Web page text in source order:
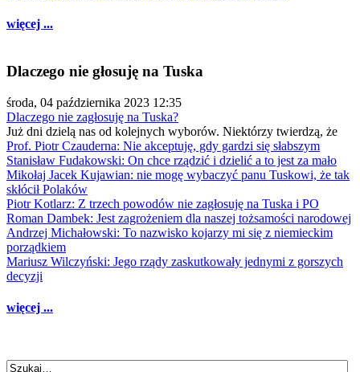
więcej ...
Dlaczego nie głosuję na Tuska
środa, 04 października 2023 12:35
Dlaczego nie zagłosuję na Tuska?
Już dni dzielą nas od kolejnych wyborów. Niektórzy twierdzą, że
Prof. Piotr Czauderna: Nie akceptuję, gdy gardzi się słabszym
Stanisław Fudakowski: On chce rządzić i dzielić a to jest za mało
Mikołaj Jacek Kujawian: nie mogę wybaczyć panu Tuskowi, że tak
skłócił Polaków
Piotr Kotlarz: Z trzech powodów nie zagłosuję na Tuska i PO
Roman Dambek: Jest zagrożeniem dla naszej tożsamości narodowej
Andrzej Michałowski: To nazwisko kojarzy mi się z niemieckim
porządkiem
Mariusz Wilczyński: Jego rządy zaskutkowały jednymi z gorszych
decyzji
więcej ...